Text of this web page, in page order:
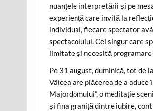
nuanțele interpretării și pe
experiență care invită la
individual, fiecare spectator
spectacolului. Cel singur care
limitate și necesită
Pe 31 august, duminică, tot de
Vâlcea are plăcerea de a
Majordomului”, o meditație
și fina graniță dintre iubire,